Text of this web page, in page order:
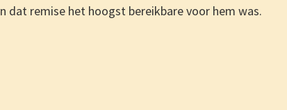
dat remise het hoogst bereikbare voor hem was.